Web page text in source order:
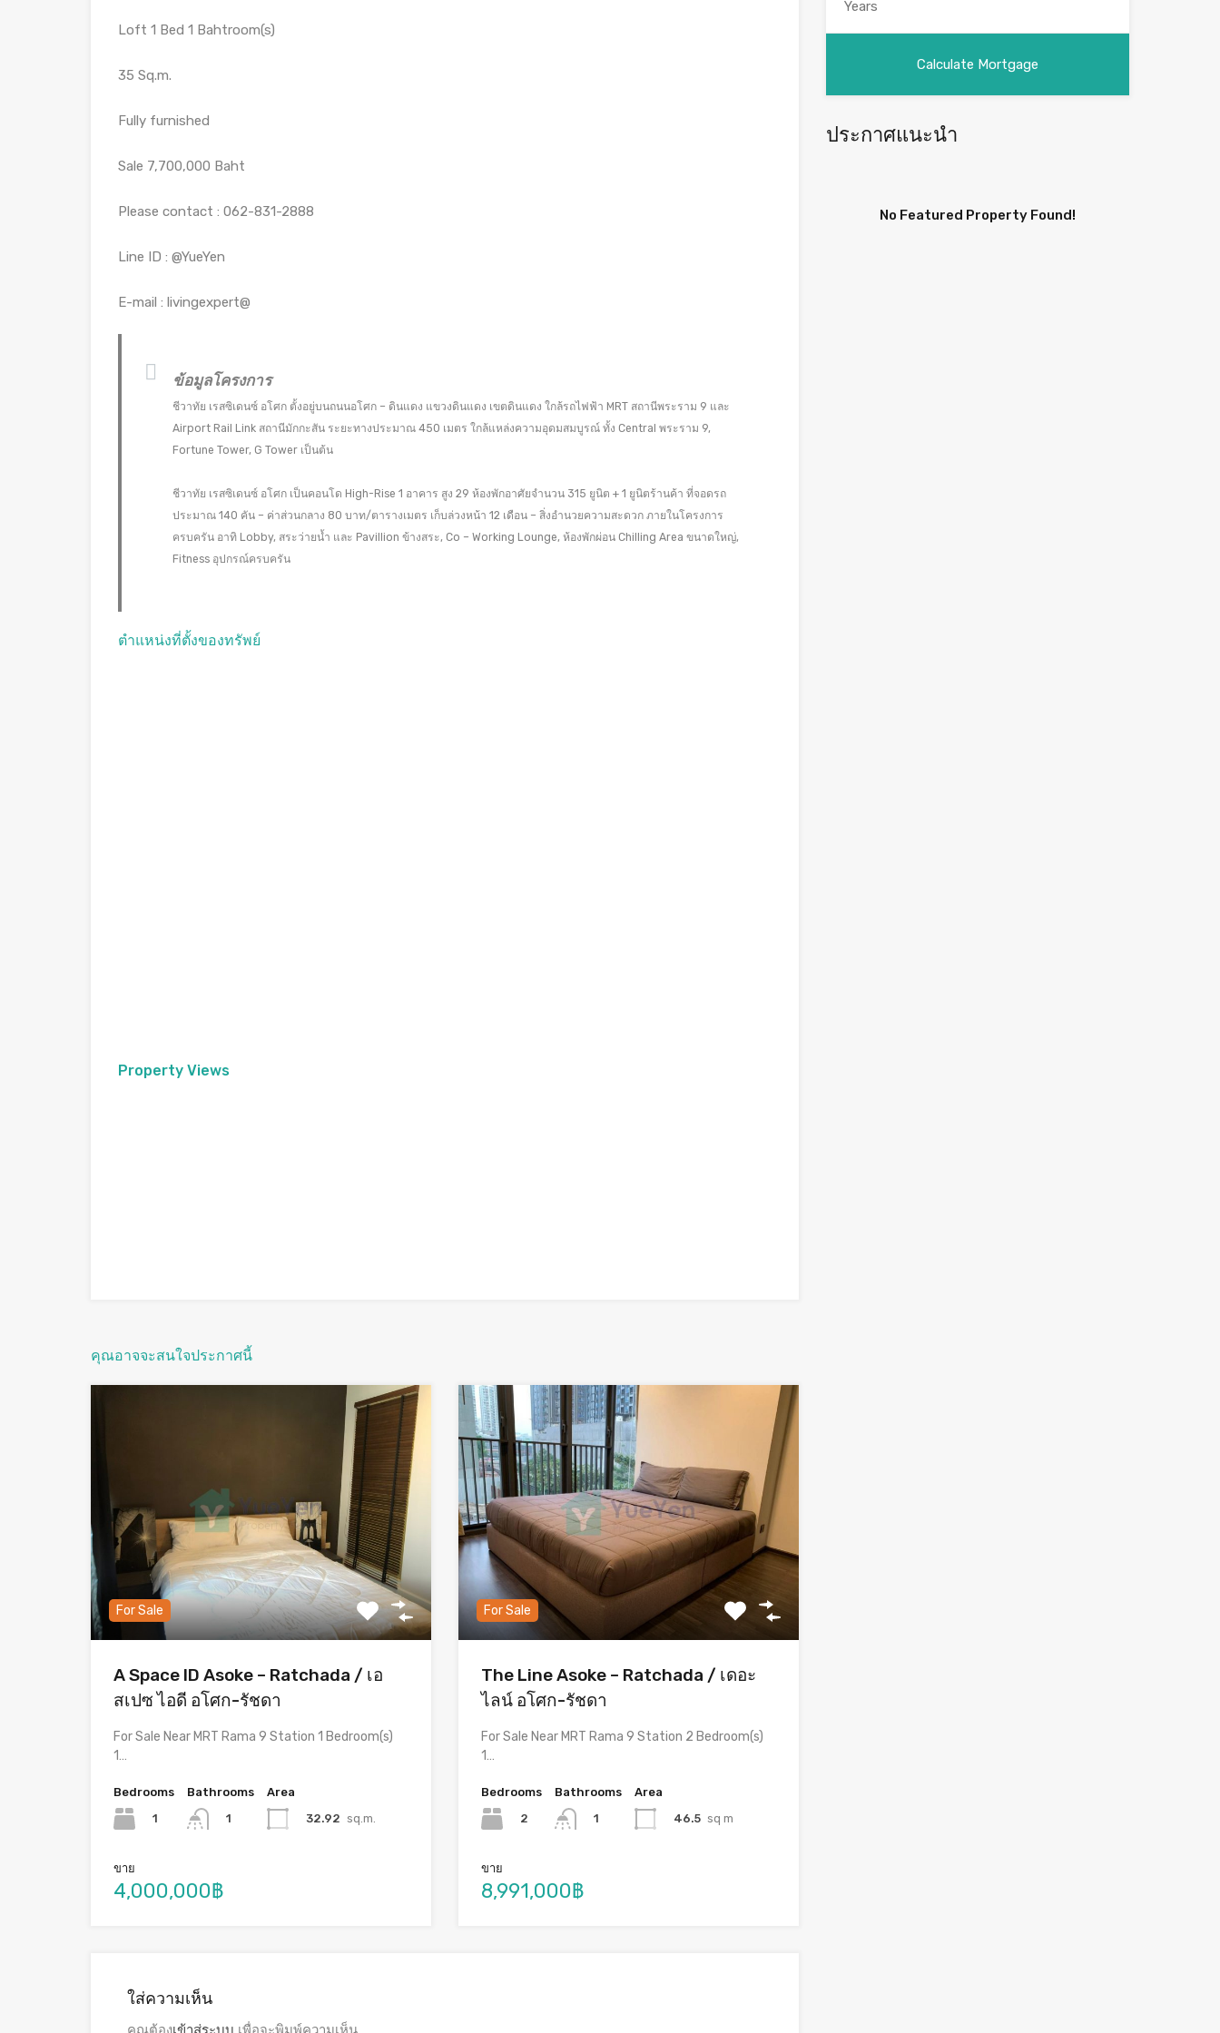
Loft 1 Bed 1 Bahtroom(s)
35 Sq.m.
Fully furnished
Sale 7,700,000 Baht
Please contact : 062-831-2888
Line ID : @YueYen
E-mail : livingexpert@
ข้อมูลโครงการ
ชีวาทัย เรสซิเดนซ์ อโศก ตั้งอยู่บนถนนอโศก – ดินแดง แขวงดินแดง เขตดินแดง ใกล้รถไฟฟ้า MRT สถานีพระราม 9 และ
Airport Rail Link สถานีมักกะสัน ระยะทางประมาณ 450 เมตร ใกล้แหล่งความอุดมสมบูรณ์ ทั้ง Central พระราม 9,
Fortune Tower, G Tower เป็นต้น
ชีวาทัย เรสซิเดนซ์ อโศก เป็นคอนโด High-Rise 1 อาคาร สูง 29 ห้องพักอาศัยจำนวน 315 ยูนิต + 1 ยูนิตร้านค้า ที่จอดรถ
ประมาณ 140 คัน – ค่าส่วนกลาง 80 บาท/ตารางเมตร เก็บล่วงหน้า 12 เดือน – สิ่งอำนวยความสะดวก ภายในโครงการ
ครบครัน อาทิ Lobby, สระว่ายน้ำ และ Pavillion ข้างสระ, Co – Working Lounge, ห้องพักผ่อน Chilling Area ขนาดใหญ่,
Fitness อุปกรณ์ครบครัน
ตำแหน่งที่ตั้งของทรัพย์
Property Views
คุณอาจจะสนใจประกาศนี้
For Sale
A Space ID Asoke – Ratchada / เอ
สเปซ ไอดี อโศก-รัชดา
For Sale Near MRT Rama 9 Station 1 Bedroom(s)
1…
Bedrooms
1
Bathrooms
1
Area
32.92 sq.m.
ขาย
4,000,000฿
For Sale
The Line Asoke – Ratchada / เดอะ
ไลน์ อโศก-รัชดา
For Sale Near MRT Rama 9 Station 2 Bedroom(s)
1…
Bedrooms
2
Bathrooms
1
Area
46.5 sq m
ขาย
8,991,000฿
ใส่ความเห็น
ประกาศแนะนำ
No Featured Property Found!